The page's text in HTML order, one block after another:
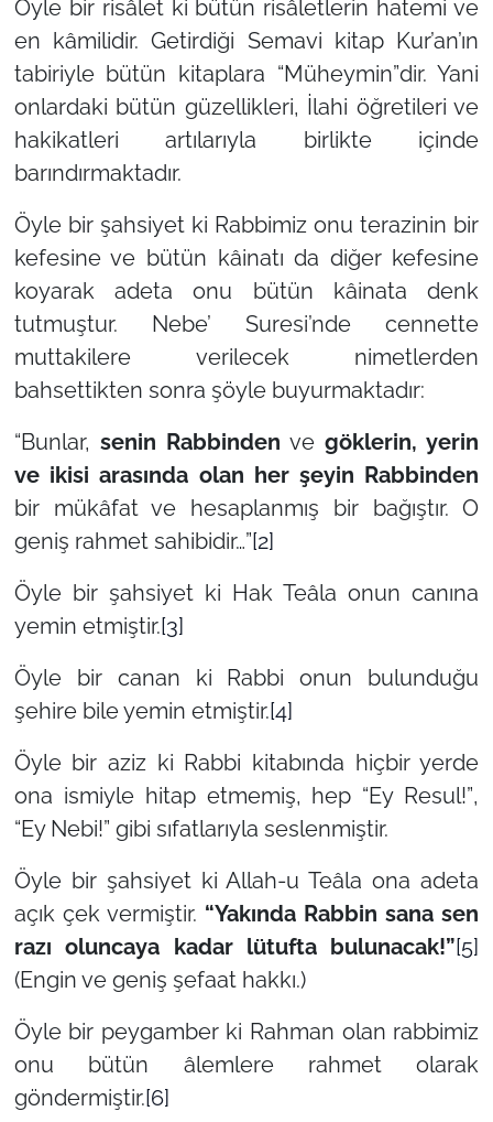
Öyle bir risâlet ki bütün risâletlerin hatemi ve
en kâmilidir. Getirdiği Semavi kitap Kur’an’ın
tabiriyle bütün kitaplara “Müheymin”dir. Yani
onlardaki bütün güzellikleri, İlahi öğretileri ve
hakikatleri artılarıyla birlikte içinde
barındırmaktadır.
Öyle bir şahsiyet ki Rabbimiz onu terazinin bir
kefesine ve bütün kâinatı da diğer kefesine
koyarak adeta onu bütün kâinata denk
tutmuştur. Nebe’ Suresi’nde cennette
muttakilere verilecek nimetlerden
bahsettikten sonra şöyle buyurmaktadır:
“Bunlar, senin Rabbinden vegöklerin, yerin
ve ikisi arasında olan her şeyin Rabbinden
bir mükâfat ve hesaplanmış bir bağıştır. O
geniş rahmet sahibidir…”[2]
Öyle bir şahsiyet ki Hak Teâla onun canına
yemin etmiştir.[3]
Öyle bir canan ki Rabbi onun bulunduğu
şehire bile yemin etmiştir.[4]
Öyle bir aziz ki Rabbi kitabında hiçbir yerde
ona ismiyle hitap etmemiş, hep “Ey Resul!”,
“Ey Nebi!” gibi sıfatlarıyla seslenmiştir.
Öyle bir şahsiyet ki Allah-u Teâla ona adeta
açık çek vermiştir. “Yakında Rabbin sana sen
razı oluncaya kadar lütufta bulunacak!”[5]
(Engin ve geniş şefaat hakkı.)
Öyle bir peygamber ki Rahman olan rabbimiz
onu bütün âlemlere rahmet olarak
göndermiştir.[6]